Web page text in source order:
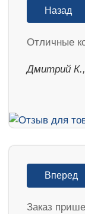
Назад
Отличные
Дмитрий К.,
Вперед
Заказ